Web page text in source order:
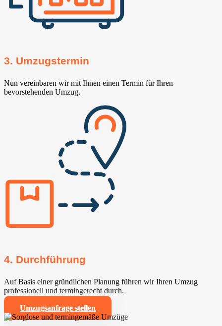
3. Umzugstermin
Nun vereinbaren wir mit Ihnen einen Termin für Ihren
bevorstehenden Umzug.
4. Durchführung
Auf Basis einer gründlichen Planung führen wir Ihren Umzug
professionell und termingerecht durch.
Umzugsanfrage stellen